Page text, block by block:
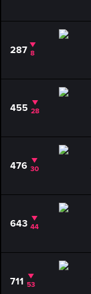
287 8
455 28
476 30
643 44
711 53